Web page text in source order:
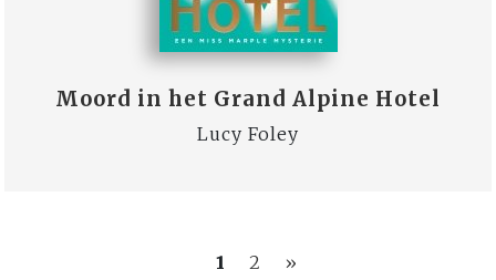
Moord in het Grand Alpine Hotel
Lucy Foley
1 2 »